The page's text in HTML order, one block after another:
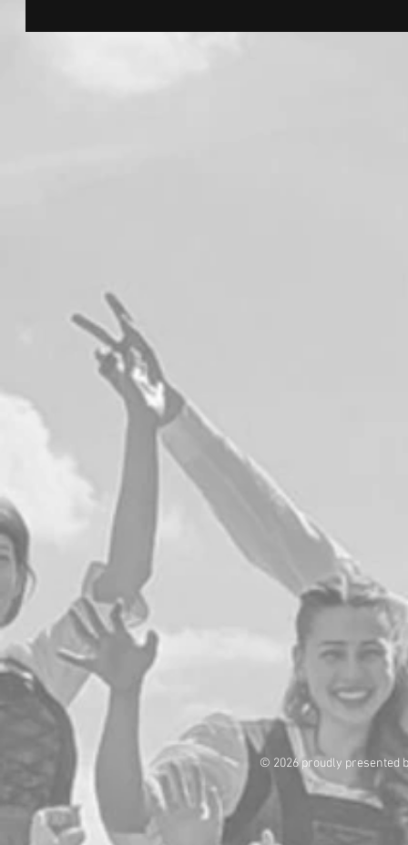
© 2026 proudly presented